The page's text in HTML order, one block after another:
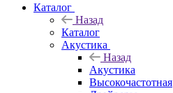
Каталог
Назад
Каталог
Акустика
Назад
Акустика
Высокочастотная